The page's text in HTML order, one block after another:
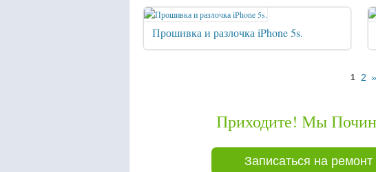
Прошивка и разлочка iPhone 5s.
1 2 »
Приходите! Мы
Записаться на ремонт